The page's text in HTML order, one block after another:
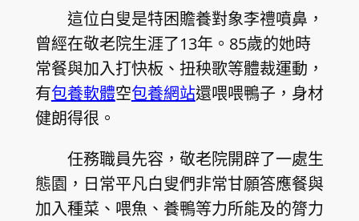
這位白叟是特困贍養對象李禮噴鼻，
曾經在敬老院生涯了13年。85歲的她時
常餐與加入打快板、扭秧歌等體裁運動，
有包養軟體空包養網站還喂喂鴨子，身材
健朗得很。
任務職員先容，敬老院開辟了一處生
態園，日常平凡白叟們非常甘願答應餐與
加入種菜、喂魚、養鴨等力所能及的膂力